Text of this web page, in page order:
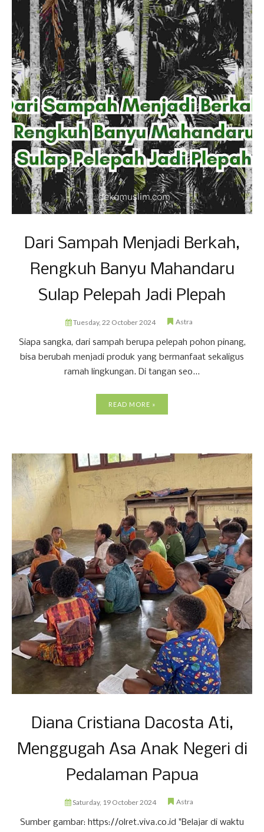
Dari Sampah Menjadi Berkah,
Rengkuh Banyu Mahandaru
Sulap Pelepah Jadi Plepah
Tuesday, 22 October 2024 Astra
Siapa sangka, dari sampah berupa pelepah pohon pinang,
bisa berubah menjadi produk yang bermanfaat sekaligus
ramah lingkungan. Di tangan seo...
READ MORE »
Diana Cristiana Dacosta Ati,
Menggugah Asa Anak Negeri di
Pedalaman Papua
Saturday, 19 October 2024 Astra
Sumber gambar: https://olret.viva.co.id "Belajar di waktu